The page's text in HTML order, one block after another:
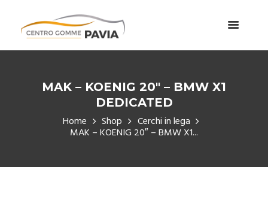
MAK – KOENIG 20″ – BMW X1
DEDICATED
Home Shop Cerchi in lega
MAK – KOENIG 20″ – BMW X1...